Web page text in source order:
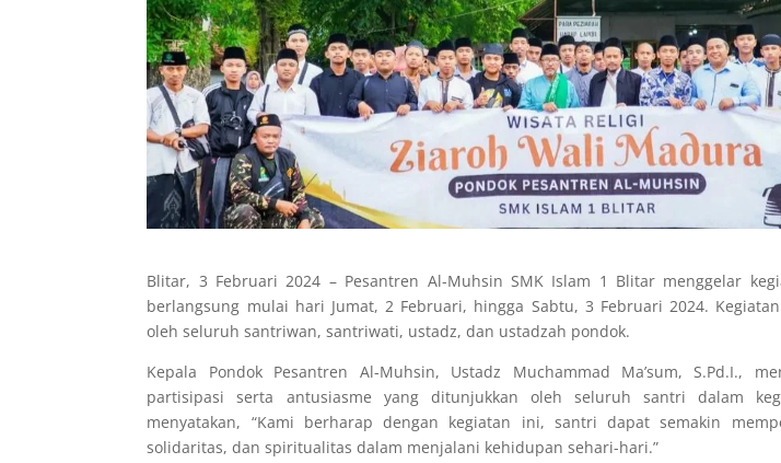
Blitar, 3 Februari 2024 – Pesantren Al-Muhsin SMK Islam 1 Blitar menggelar
berlangsung mulai hari Jumat, 2 Februari, hingga Sabtu, 3 Februari 2024.
oleh seluruh santriwan, santriwati, ustadz, dan ustadzah pondok.
Kepala Pondok Pesantren Al-Muhsin, Ustadz Muchammad Ma’sum, S.Pd.I.,
partisipasi serta antusiasme yang ditunjukkan oleh seluruh santri dalam
menyatakan, “Kami berharap dengan kegiatan ini, santri dapat semakin
solidaritas, dan spiritualitas dalam menjalani kehidupan sehari-hari.”